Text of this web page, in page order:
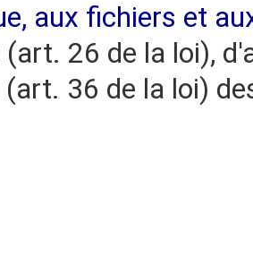
aux fichiers et
26 de la loi),
36 de la loi)